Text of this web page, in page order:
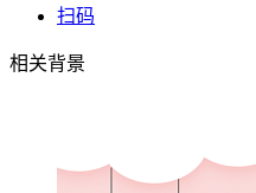
扫码
相关背景